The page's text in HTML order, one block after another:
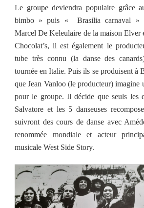
Le groupe deviendra populaire grâce
bimbo » puis « Brasilia carnaval »
Marcel De Keleulaire de la maison Elver
Chocolat’s, il est également le
tube très connu (la danse des
tournée en Italie. Puis ils se produisent à
que Jean Vanloo (le producteur) imagine
pour le groupe. Il décide que seuls les
Salvatore et les 5 danseuses
suivront des cours de danse avec
renommée mondiale et acteur
musicale West Side Story.